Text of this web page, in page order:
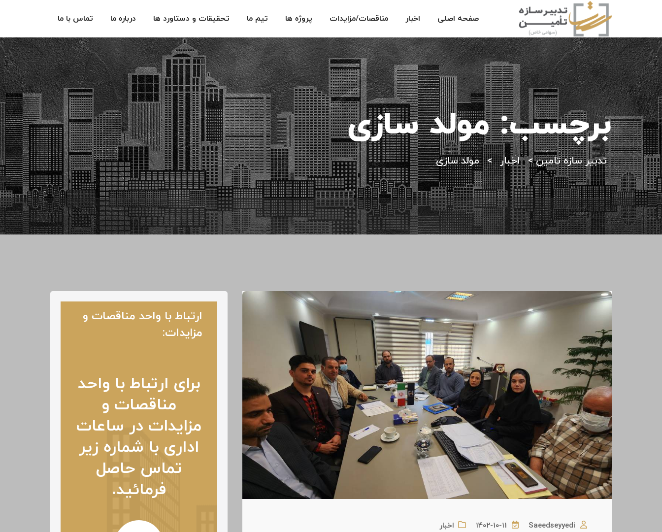
صفحه اصلی اخبار مناقصات/مزایدات پروژه ها تیم ما تحقیقات و دستاورد ها درباره ما تماس با ما
برچسب:مولد سازی
تدبیر سازه تامین> اخبار > مولد سازی
Saeedseyyedi ۱۴۰۲-۱۰-۱۱ اخبار
ارتباط با واحد مناقصات و
مزایدات:
برای ارتباط با واحد
مناقصات و
مزایدات در ساعات
اداری با شماره زیر
تماس حاصل
فرمائید.